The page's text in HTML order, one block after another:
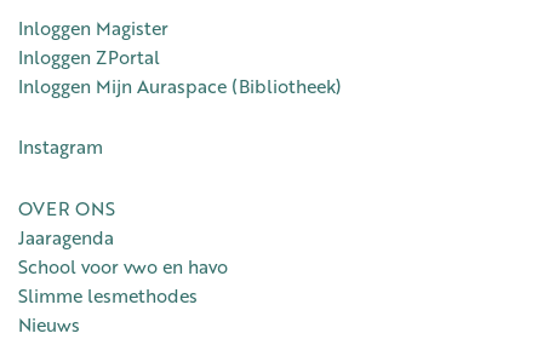
Inloggen Magister
Inloggen ZPortal
Inloggen Mijn Auraspace (Bibliotheek)
Instagram
OVER ONS
Jaaragenda
School voor vwo en havo
Slimme lesmethodes
Nieuws